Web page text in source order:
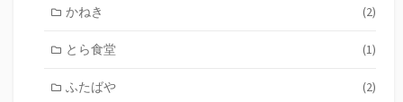
かねき (2)
とら食堂 (1)
ふたばや (2)